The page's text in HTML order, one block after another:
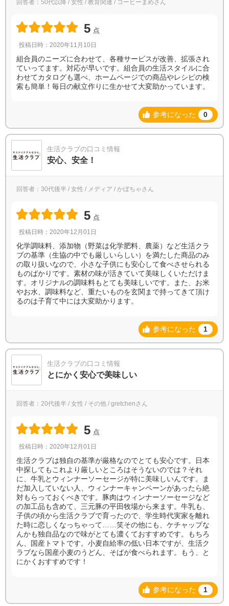
回答者：50代以降 / 女性 / 教育関連 / コーヒーまめさん
5 点
投稿日時：2020年11月10日
組合員のニーズに合わせて、各種サービスが改善、拡張され
ていってます。対応が早いです。組合員の生活スタイルに合
わせてカタログも選べ、ホームページでの商品やレシピの検
索も簡単！毎日の献立作りに生かせて大変助かっています。
参考になった 0
生活クラブの口コミ情報
安心、安全！
回答者：30代後半 / 女性 / メディア / かぼちゃさん
5 点
投稿日時：2020年12月01日
化学調味料、添加物（野菜は化学肥料、農薬）など生活クラ
ブの基準（生協の中でも厳しいらしい）を満たした商品のみ
の取り扱いなので、小さな子供にも安心して食べさせられる
ものばかりです。素材の味が活きていて美味しくいただけま
す。オリジナルの調味料もとても美味しいです。また、お米
やお水、調味料など、重たいものを玄関まで持ってきて頂け
るのは子育て中には大変助かります。
参考になった 1
生活クラブの口コミ情報
とにかく安心で美味しい
回答者：20代後半 / 女性 / その他 / gretchenさん
5 点
投稿日時：2020年12月01日
生活クラブは独自の基準が厳格なのでとても安心です。日本
中探してもこれより厳しいところはそうないのでは？それ
に、牛乳とウィンナーソーセージが特に美味しいんです。ま
だ加入していない人、ウィンナーキャンペーンがあったら絶
対もらっておくべきです。豚肉はウィンナーソーセージなど
の加工品も含めて、三元豚の平田牧場から来ます。牛乳も、
子供の頃から生活クラブで育ったので、学生時代実家を離れ
た時に恋しくなっちゃって……笑その他にも、ケチャップな
んかも独自品なので味がとても濃くておすすめです。もちろ
ん、国産トマトです。小麦自給率の低い日本ですが、生活ク
ラブなら国産小麦のうどん、そばが食べられます。もう、と
にかくおすすめです！
参考になった 1